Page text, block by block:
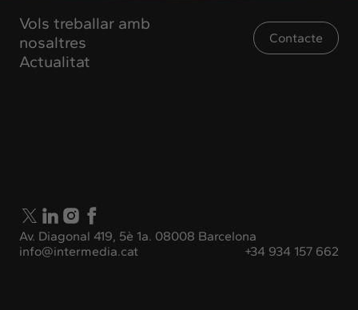
Vols treballar amb
nosaltres
Actualitat
Contacte
Av. Diagonal 419, 5è 1a. 08008 Barcelona
info@intermedia.cat
+34 934 157 662